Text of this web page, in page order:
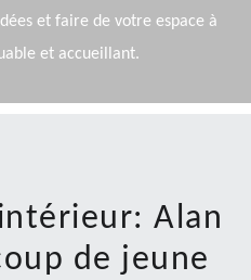
et faire de votre espace à
et accueillant.
Alan
de jeune